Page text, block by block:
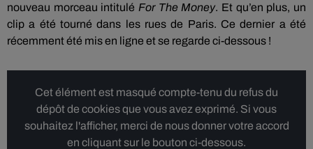
nouveau morceau intitulé For The Money. Et qu’en plus, un
clip a été tourné dans les rues de Paris. Ce dernier a été
récemment été mis en ligne et se regarde ci-dessous !
Cet élément est masqué compte-tenu du refus du
dépôt de cookies que vous avez exprimé. Si vous
souhaitez l'afficher, merci de nous donner votre accord
en cliquant sur le bouton ci-dessous.